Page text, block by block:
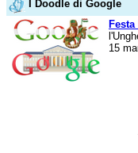
I Doodle di Google
15